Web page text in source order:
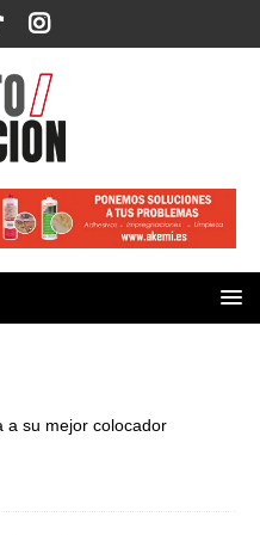
a su mejor colocador